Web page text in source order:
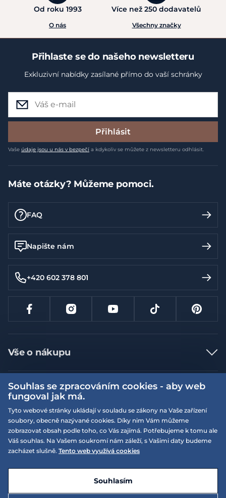
Od roku 1993
O nás
Více než 250 dodavatelů
Všechny značky
Přihlaste se do našeho newsletteru
Exkluzivní nabídky zasílané přímo do vaší schránky
Přihlásit
Vaše údaje jsou u nás v bezpečí a kdykoliv se můžete z newsletteru odhlásit.
Máte otázky? Můžeme pomoci.
FAQ
Napište nám
+420 602 378 801
Vše o nákupu
Jak nakupovat
Nejčastější dotazy
Doprava a platba
Vrácení a výměna zboží
Reklamace
Velikostní tabulky
Více informací
Obchodní podmínky
Podmínky EQS věrnostního klubu
On-line katalogy
Dotace
Naše prodejny
EQS Rudná
EQS Praha 9 - Letňany
E-shop vytvořila a technicky zajišťujeSIMPLIA.cz
Souhlas se zpracováním cookies - aby web
fungoval jak má.
Tyto webové stránky ukládají v souladu se zákony na Vaše zařízení
soubory, obecně nazývané cookies. Díky nim Vám můžeme
zobrazovat obsah podle toho, co Vás zajímá. Potřebujeme k tomu ale
Váš souhlas. Na Vašem soukromí nám záleží, s Vašimi daty budeme
zacházet slušně. Tento web využívá cookies
Souhlasím